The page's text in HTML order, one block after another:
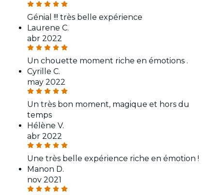
Génial !!! très belle expérience
Laurene C.
abr 2022
Un chouette moment riche en émotions .
Cyrille C.
may 2022
Un très bon moment, magique et hors du
temps
Hélène V.
abr 2022
Une très belle expérience riche en émotion !
Manon D.
nov 2021